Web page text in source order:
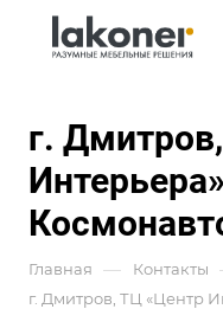
г.
Главная — Контакты
г. Дмитров, ТЦ «Центр